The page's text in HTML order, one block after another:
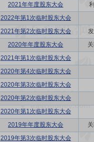
2021年年度股东大会
2022年第1次临时股东大会
2021年第2次临时股东大会
2020年年度股东大会
2021年第1次临时股东大会
2020年第4次临时股东大会
2020年第3次临时股东大会
2020年第2次临时股东大会
2020年第1次临时股东大会
2019年年度股东大会
2019年第3次临时股东大会